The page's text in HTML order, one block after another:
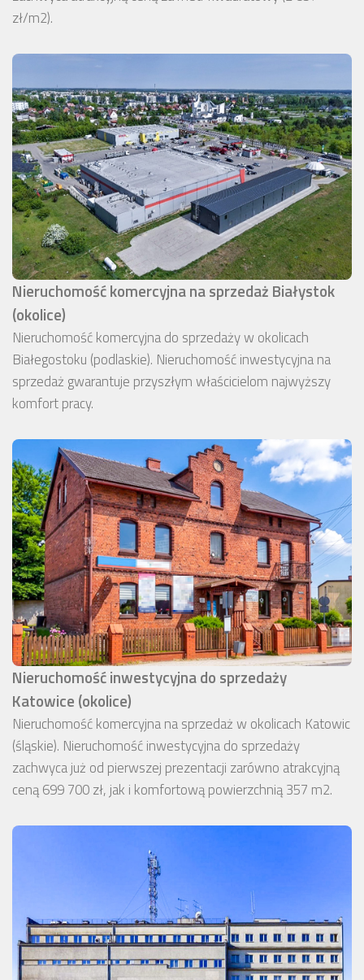
zł/m2).
Nieruchomość komercyjna na sprzedaż Białystok
(okolice)
Nieruchomość komercyjna do sprzedaży w okolicach
Białegostoku (podlaskie). Nieruchomość inwestycyjna na
sprzedaż gwarantuje przyszłym właścicielom najwyższy
komfort pracy.
Nieruchomość inwestycyjna do sprzedaży
Katowice (okolice)
Nieruchomość komercyjna na sprzedaż w okolicach Katowic
(śląskie). Nieruchomość inwestycyjna do sprzedaży
zachwyca już od pierwszej prezentacji zarówno atrakcyjną
ceną 699 700 zł, jak i komfortową powierzchnią 357 m2.